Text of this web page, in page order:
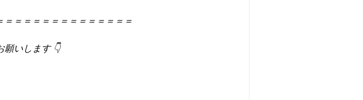
＝＝＝＝＝＝＝＝＝＝＝＝＝
願いします 👇